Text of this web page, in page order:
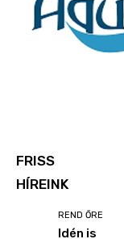
FRISS
HÍREINK
REND ŐRE
Idén is